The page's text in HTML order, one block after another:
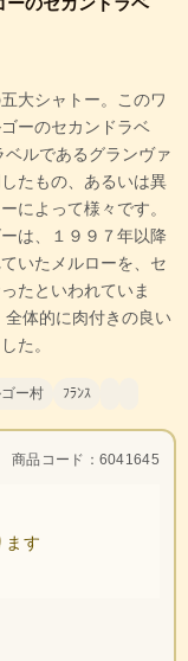
大シャトー。このワ
ーのセカンドラベ
ルであるグランヴァ
たもの、あるいは異
によって様々です。
は、１９９７年以降
いたメルローを、セ
たといわれていま
体的に肉付きの良い
た。
ー村 ﾌﾗﾝｽ
商品コード：6041645
ます